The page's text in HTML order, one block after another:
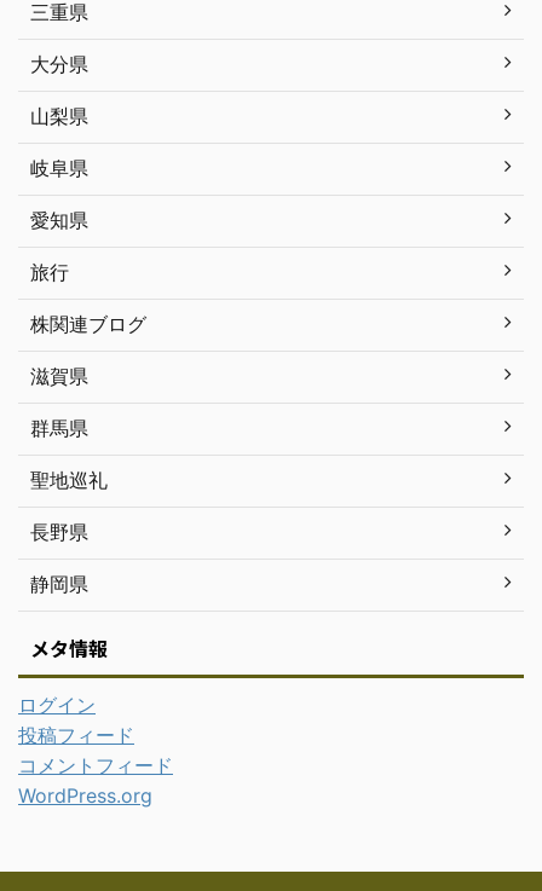
三重県
大分県
山梨県
岐阜県
愛知県
旅行
株関連ブログ
滋賀県
群馬県
聖地巡礼
長野県
静岡県
メタ情報
ログイン
投稿フィード
コメントフィード
WordPress.org